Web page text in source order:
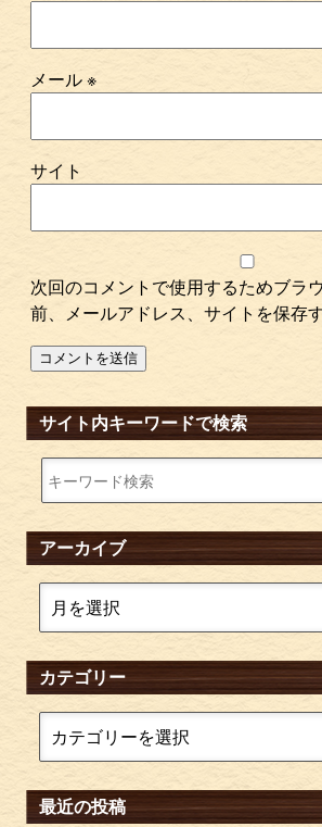
メール※
サイト
次回のコメントで使用するためブラ
前、メールアドレス、サイトを保存す
サイト内キーワードで検索
アーカイブ
カテゴリー
最近の投稿